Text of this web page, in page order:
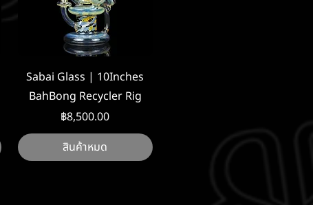
ดูข้อมูลด่วน
Sabai Glass | 10Inches
BahBong Recycler Rig
ราคา
฿8,500.00
สินค้าหมด